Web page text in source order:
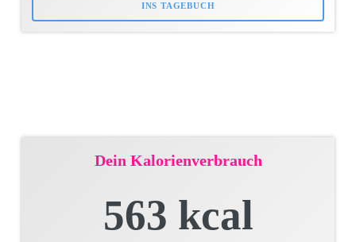
INS TAGEBUCH
Dein Kalorienverbrauch
563 kcal